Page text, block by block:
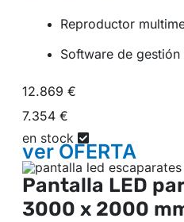
Reproductor
Software de
12.869 €
7.354 €
en stock
verOFERTA
Pantalla LED
3000 x 2000